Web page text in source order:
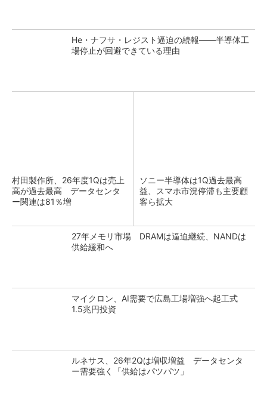
He・ナフサ・レジスト逼迫の続報――半導体工
場停止が回避できている理由
村田製作所、26年度1Qは売上
高が過去最高 データセンタ
ー関連は81％増
ソニー半導体は1Q過去最高
益、スマホ市況停滞も主要顧
客ら拡大
27年メモリ市場 DRAMは逼迫継続、NANDは
供給緩和へ
マイクロン、AI需要で広島工場増強へ起工式
1.5兆円投資
ルネサス、26年2Qは増収増益 データセンタ
ー需要強く「供給はパツパツ」